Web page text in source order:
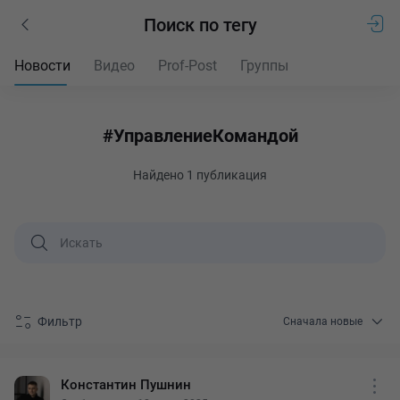
Поиск по тегу
Новости Видео Prof-Post Группы
#УправлениеКомандой
Найдено 1 публикация
Фильтр Сначала новые
Константин Пушнин